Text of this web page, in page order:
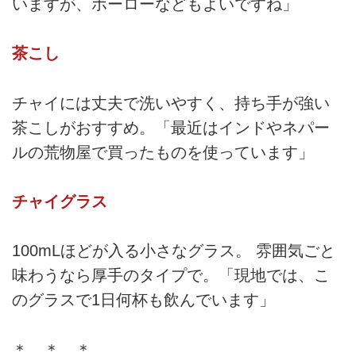
いますが、ホーローなどもよいですね」
茶こし
チャイには丈夫で洗いやすく、持ち手が強い
茶こしがおすすめ。「最近はインドやネパー
ルの荒物屋で買ったものを使っています」
チャイグラス
100mLほどが入る小さなグラス。 雰囲気ごと
味わうなら厚手のタイプで。「現地では、こ
のグラスで1日何杯も飲んでいます」
＊ ＊ ＊